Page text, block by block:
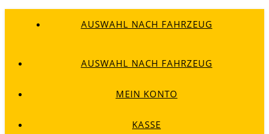
AUSWAHL NACH FAHRZEUG
AUSWAHL NACH FAHRZEUG
MEIN KONTO
KASSE